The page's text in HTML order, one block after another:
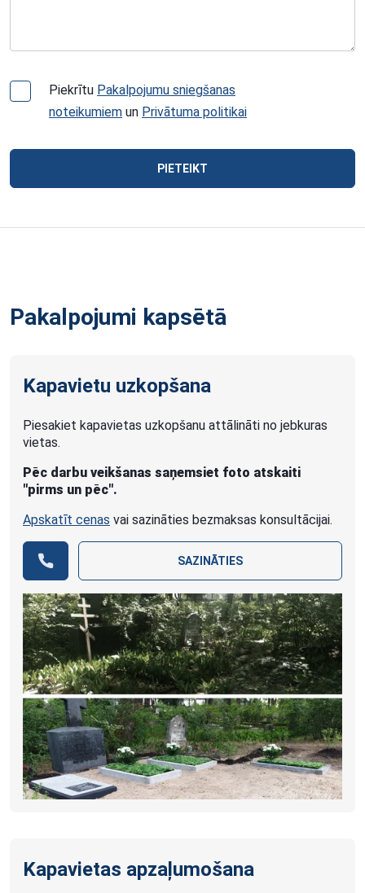
Piekrītu Pakalpojumu sniegšanas
noteikumiem un Privātuma politikai
PIETEIKT
Pakalpojumi kapsētā
Kapavietu uzkopšana
Piesakiet kapavietas uzkopšanu attālināti no jebkuras
vietas.
Pēc darbu veikšanas saņemsiet foto atskaiti
"pirms un pēc".
Apskatīt cenas vai sazināties bezmaksas konsultācijai.
SAZINĀTIES
Kapavietas apzaļumošana